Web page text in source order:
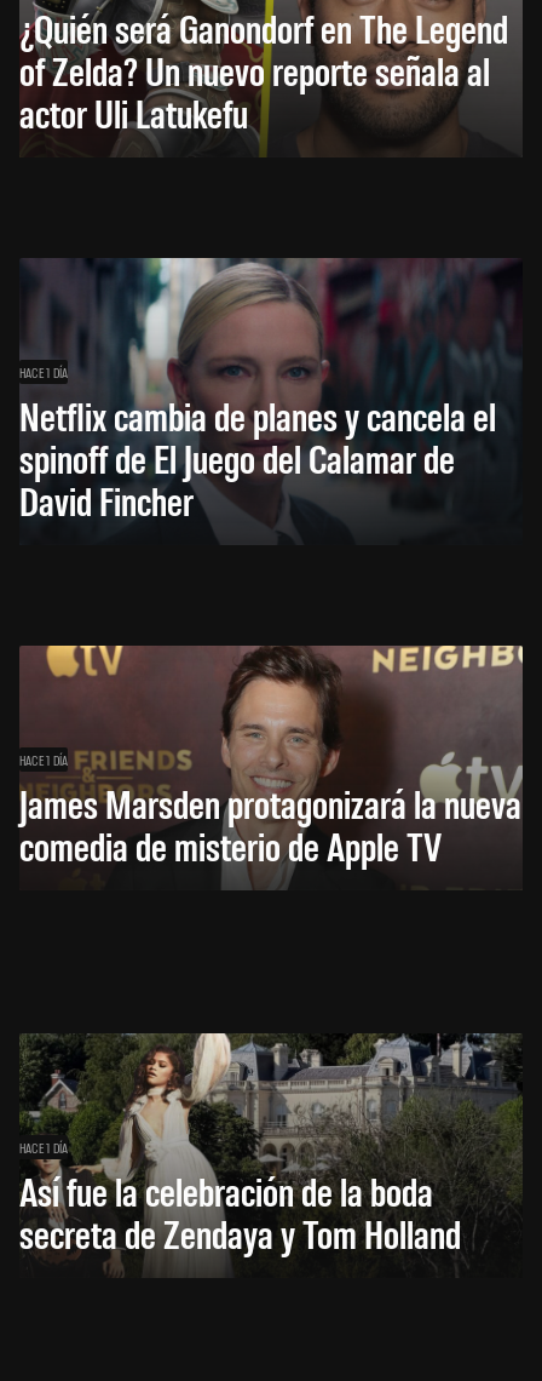
¿Quién será Ganondorf en The Legend
of Zelda? Un nuevo reporte señala al
actor Uli Latukefu
HACE 1 DÍA
Netflix cambia de planes y cancela el
spinoff de El Juego del Calamar de
David Fincher
HACE 1 DÍA
James Marsden protagonizará la nueva
comedia de misterio de Apple TV
HACE 1 DÍA
Así fue la celebración de la boda
secreta de Zendaya y Tom Holland